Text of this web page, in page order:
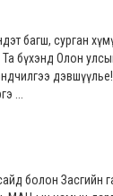
багш, сурган
бүхэнд Олон
...
болон Засгийн